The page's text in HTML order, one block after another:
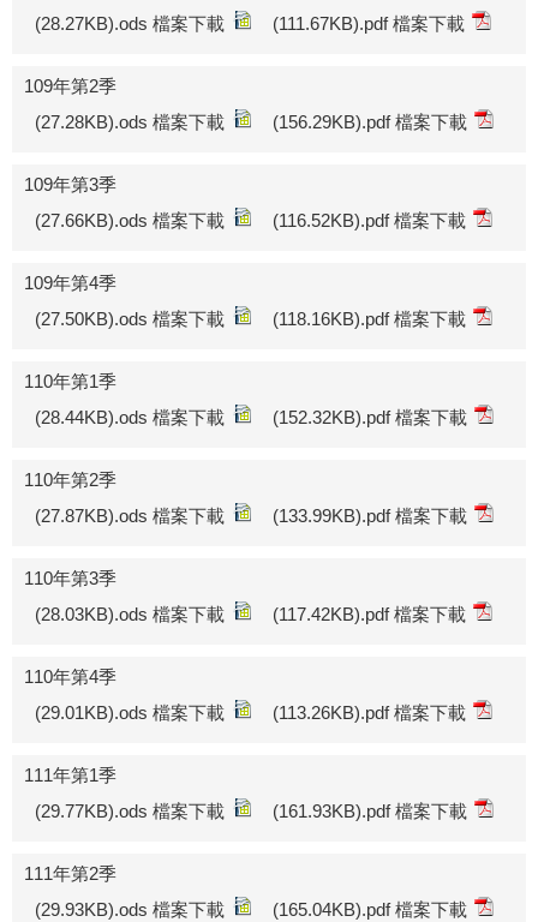
(28.27KB).ods 檔案下載
(111.67KB).pdf 檔案下載
109年第2季
(27.28KB).ods 檔案下載
(156.29KB).pdf 檔案下載
109年第3季
(27.66KB).ods 檔案下載
(116.52KB).pdf 檔案下載
109年第4季
(27.50KB).ods 檔案下載
(118.16KB).pdf 檔案下載
110年第1季
(28.44KB).ods 檔案下載
(152.32KB).pdf 檔案下載
110年第2季
(27.87KB).ods 檔案下載
(133.99KB).pdf 檔案下載
110年第3季
(28.03KB).ods 檔案下載
(117.42KB).pdf 檔案下載
110年第4季
(29.01KB).ods 檔案下載
(113.26KB).pdf 檔案下載
111年第1季
(29.77KB).ods 檔案下載
(161.93KB).pdf 檔案下載
111年第2季
(29.93KB).ods 檔案下載
(165.04KB).pdf 檔案下載